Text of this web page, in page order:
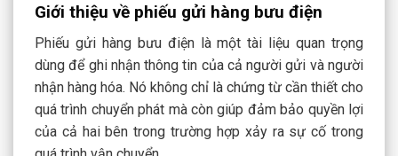
Giới thiệu về phiếu gửi hàng bưu điện
Phiếu gửi hàng bưu điện là một tài liệu quan trọng
dùng để ghi nhận thông tin của cả người gửi và người
nhận hàng hóa. Nó không chỉ là chứng từ cần thiết cho
quá trình chuyển phát mà còn giúp đảm bảo quyền lợi
của cả hai bên trong trường hợp xảy ra sự cố trong